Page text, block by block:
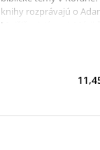
knihy rozprávajú o
Mojžišovi, Jánovi, Márii
Trôger dôkladne
kresťanstvo a islam
písmo". Oboznamuje
Koráne. Popritom